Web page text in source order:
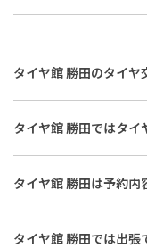
タイヤ館 勝田のタイヤ
タイヤ館 勝田のタイヤ
容や交換本数、車種に
す。詳しくは店舗スタ
タイヤ館 勝田ではタイ
タイヤ館 勝田でのタ
の状況によって当日の
め、待ち時間なくご案
ています。
タイヤ館 勝田は予約内
タイヤ館 勝田の予約
予約時の案内に従って
タイヤ館 勝田では出張